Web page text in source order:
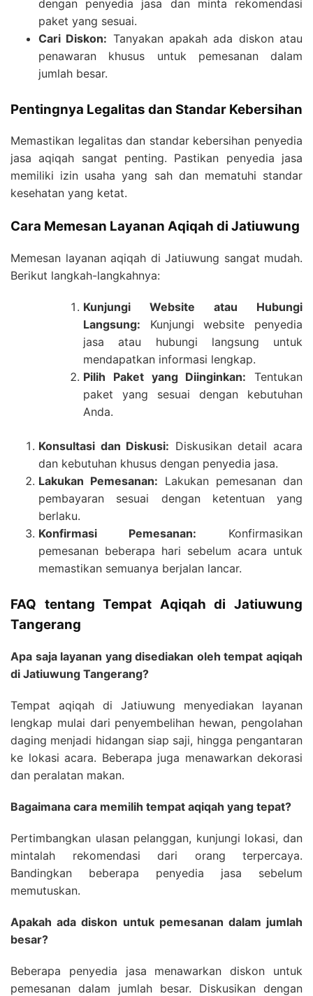
dengan penyedia jasa dan minta rekomendasi
paket yang sesuai.
Cari Diskon: Tanyakan apakah ada diskon atau
penawaran khusus untuk pemesanan dalam
jumlah besar.
Pentingnya Legalitas dan Standar Kebersihan
Memastikan legalitas dan standar kebersihan penyedia
jasa aqiqah sangat penting. Pastikan penyedia jasa
memiliki izin usaha yang sah dan mematuhi standar
kesehatan yang ketat.
Cara Memesan Layanan Aqiqah di Jatiuwung
Memesan layanan aqiqah di Jatiuwung sangat mudah.
Berikut langkah-langkahnya:
Kunjungi Website atau Hubungi
Langsung: Kunjungi website penyedia
jasa atau hubungi langsung untuk
mendapatkan informasi lengkap.
Pilih Paket yang Diinginkan: Tentukan
paket yang sesuai dengan kebutuhan
Anda.
Konsultasi dan Diskusi: Diskusikan detail acara
dan kebutuhan khusus dengan penyedia jasa.
Lakukan Pemesanan: Lakukan pemesanan dan
pembayaran sesuai dengan ketentuan yang
berlaku.
Konfirmasi Pemesanan: Konfirmasikan
pemesanan beberapa hari sebelum acara untuk
memastikan semuanya berjalan lancar.
FAQ tentang Tempat Aqiqah di Jatiuwung
Tangerang
Apa saja layanan yang disediakan oleh tempat aqiqah
di Jatiuwung Tangerang?
Tempat aqiqah di Jatiuwung menyediakan layanan
lengkap mulai dari penyembelihan hewan, pengolahan
daging menjadi hidangan siap saji, hingga pengantaran
ke lokasi acara. Beberapa juga menawarkan dekorasi
dan peralatan makan.
Bagaimana cara memilih tempat aqiqah yang tepat?
Pertimbangkan ulasan pelanggan, kunjungi lokasi, dan
mintalah rekomendasi dari orang terpercaya.
Bandingkan beberapa penyedia jasa sebelum
memutuskan.
Apakah ada diskon untuk pemesanan dalam jumlah
besar?
Beberapa penyedia jasa menawarkan diskon untuk
pemesanan dalam jumlah besar. Diskusikan dengan